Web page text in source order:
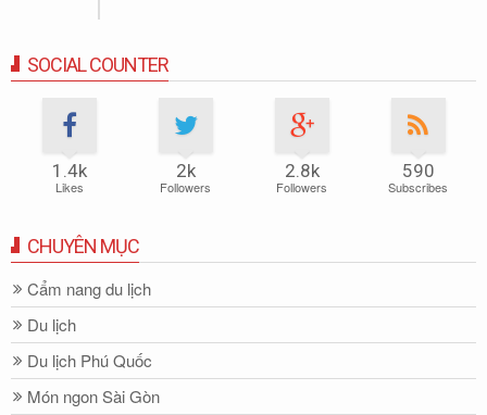
SOCIAL COUNTER
1.4k
Likes
2k
Followers
2.8k
Followers
590
Subscribes
CHUYÊN MỤC
Cẩm nang du lịch
Du lịch
Du lịch Phú Quốc
Món ngon Sài Gòn